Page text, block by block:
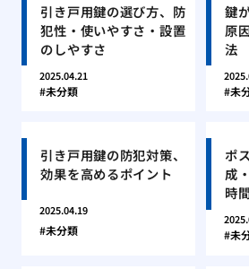
引き戸用鍵の選び方、防
犯性・使いやすさ・設置
のしやすさ
2025.04.21
未分類
鍵
原
法
未
引き戸用鍵の防犯対策、
効果を高めるポイント
2025.04.19
未分類
ポ
成
時
未